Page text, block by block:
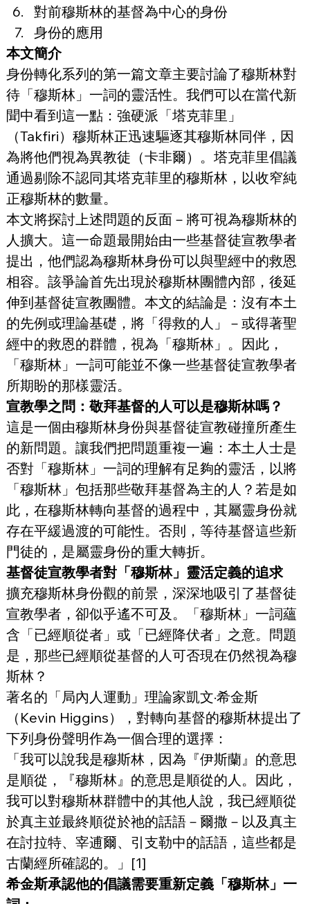
對前穆斯林的基督為中心的身份
身份的應用
本文簡介
身份轉化系列的第一篇文章主要討論了穆斯林對
待「穆斯林」一詞的靈活性。我們可以在當代新
聞中看到這一點：強硬派「塔克菲里」
（Takfiri）穆斯林正迅速驅逐其穆斯林同伴，因
為將他們視為異教徒（卡非爾）。塔克菲里倡議
通過剔除不認同其塔克菲里的穆斯林，以收窄純
正穆斯林的數量。
本文將探討上述問題的反面－將可視為穆斯林的
人擴大。這一命題最開始由一些基督徒宣教學者
提出，他們認為穆斯林身份可以與聖經中的救恩
相容。該爭論首先出現於穆斯林團體內部，後延
伸到基督徒宣教團體。本文的結論是：沒有本土
的先例或理論基礎，將「得救的人」－或得著聖
經中的救恩的群體，視為「穆斯林」。因此，
「穆斯林」一詞可能並不像一些基督徒宣教學者
所期盼的那樣靈活。
宣教學之問：敬拜基督的人可以是穆斯林嗎？
這是一個由穆斯林身份與基督徒宣教碰撞所產生
的新問題。讓我們把問題重複一遍：本土人士是
否對「穆斯林」一詞的理解有足夠的靈活，以將
「穆斯林」包括那些敬拜基督為主的人？若是如
此，在穆斯林轉向基督的過程中，其屬靈身份就
存在平緩過渡的可能性。否則，等待基督這些新
門徒的，是屬靈身份的重大轉折。
基督徒宣教學者對「穆斯林」靈活定義的追求
擴充穆斯林身份觀的前景，深深地吸引了基督徒
宣教學者，卻似乎遙不可及。「穆斯林」一詞蘊
含「已經順從者」或「已經降伏者」之意。問題
是，那些已經順從基督的人可否現在仍然視為穆
斯林？
著名的「局內人運動」理論家凱文·希金斯
（Kevin Higgins），對轉向基督的穆斯林提出了
下列身份聲明作為一個合理的選擇：
「我可以說我是穆斯林，因為『伊斯蘭』的意思
是順從，『穆斯林』的意思是順從的人。因此，
我可以對穆斯林群體中的其他人說，我已經順從
於真主並最終順從於祂的話語－爾撒－以及真主
在討拉特、宰逋爾、引支勒中的話語，這些都是
古蘭經所確認的。」[1]
希金斯承認他的倡議需要重新定義「穆斯林」一